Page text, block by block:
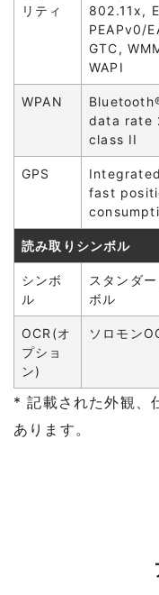
リティ
802.11x,
PEAPv0/
GTC,
WAPI
WPAN
data rate
class II
GPS
fast
読み取りシンボル
シンボ
ル
スタンダ
ボル
OCR(オ
プショ
ン)
ソロモン
* 記載された外観、
あります。